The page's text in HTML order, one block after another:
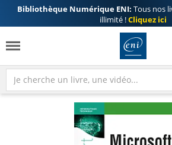
Bibliothèque Numérique ENI: Tous nos
illimité !Cliquez ici